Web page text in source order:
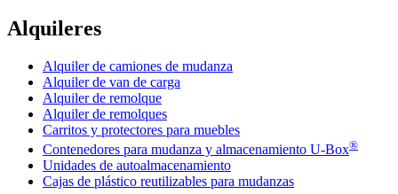
Alquileres
Alquiler de camiones de mudanza
Alquiler de van de carga
Alquiler de remolque
Alquiler de remolques
Carritos y protectores para muebles
Contenedores para mudanza y almacenamiento U-Box®
Unidades de autoalmacenamiento
Cajas de plástico reutilizables para mudanzas